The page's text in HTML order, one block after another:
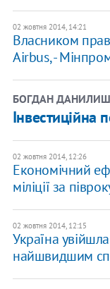
02 жовтня 2014, 14:21
Власником
Airbus, -
БОГДАН
Інвестиційна
02 жовтня 2014, 12:26
Економічний
міліції за
02 жовтня 2014, 12:15
Україна
найшвидшим